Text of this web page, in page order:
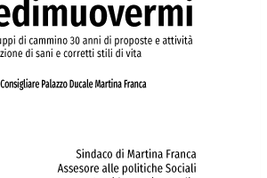
Parlamento valorizzi le nostre specificità"